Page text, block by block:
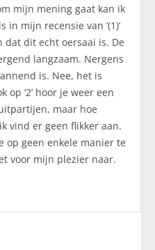
mijn mening gaat kan ik
mijn recensie van ‘(1)’
dat dit echt oersaai is. De
langzaam. Nergens
is. Nee, het is
op ‘2’ hoor je weer een
maar hoe
vind er geen flikker aan.
op geen enkele manier te
voor mijn plezier naar.